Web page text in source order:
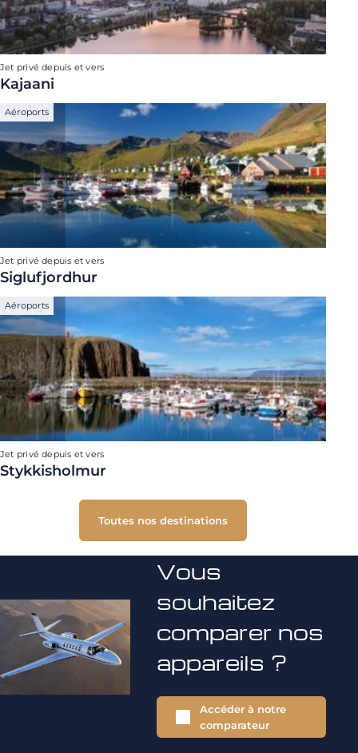
Jet privé depuis et vers
Kajaani
Aéroports
Jet privé depuis et vers
Siglufjordhur
Aéroports
Jet privé depuis et vers
Stykkisholmur
Toutes nos destinations
Vous
souhaitez
comparer nos
appareils ?
Accéder à notre
comparateur